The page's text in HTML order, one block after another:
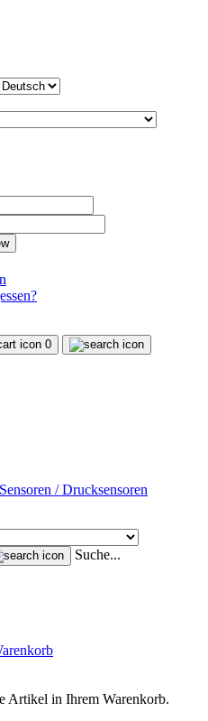
0
/ Drucksensoren
Suche...
Artikel in Ihrem Warenkorb.